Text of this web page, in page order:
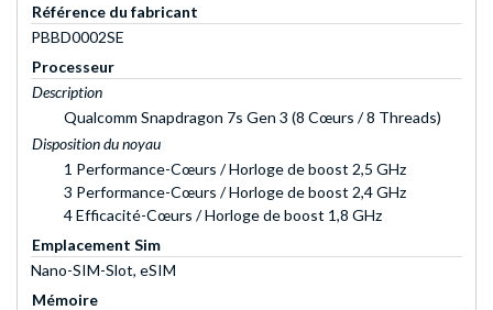
Référence du fabricant
PBBD0002SE
Processeur
Description
Qualcomm Snapdragon 7s Gen 3 (8 Cœurs / 8 Threads)
Disposition du noyau
1 Performance-Cœurs / Horloge de boost 2,5 GHz
3 Performance-Cœurs / Horloge de boost 2,4 GHz
4 Efficacité-Cœurs / Horloge de boost 1,8 GHz
Emplacement Sim
Nano-SIM-Slot, eSIM
Mémoire